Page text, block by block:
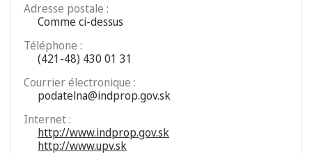
Adresse postale :
Comme ci-dessus
Téléphone :
(421-48) 430 01 31
Courrier électronique :
podatelna@indprop.gov.sk
Internet :
http://www.indprop.gov.sk
http://www.upv.sk